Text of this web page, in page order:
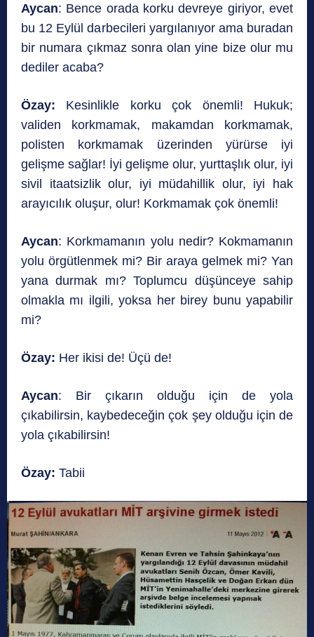
Aycan: Bence orada korku devreye giriyor, evet
bu 12 Eylül darbecileri yargılanıyor ama buradan
bir numara çıkmaz sonra olan yine bize olur mu
dediler acaba?
Özay: Kesinlikle korku çok önemli! Hukuk;
validen korkmamak, makamdan korkmamak,
polisten korkmamak üzerinden yürürse iyi
gelişme sağlar! İyi gelişme olur, yurttaşlık olur, iyi
sivil itaatsizlik olur, iyi müdahillik olur, iyi hak
arayıcılık oluşur, olur! Korkmamak çok önemli!
Aycan: Korkmamanın yolu nedir? Kokmamanın
yolu örgütlenmek mi? Bir araya gelmek mi? Yan
yana durmak mı? Toplumcu düşünceye sahip
olmakla mı ilgili, yoksa her birey bunu yapabilir
mi?
Özay: Her ikisi de! Üçü de!
Aycan: Bir çıkarın olduğu için de yola
çıkabilirsin, kaybedeceğin çok şey olduğu için de
yola çıkabilirsin!
Özay: Tabii